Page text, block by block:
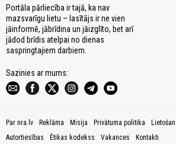
Portāla pārliecība ir tajā, ka nav
mazsvarīgu lietu – lasītājs ir ne vien
jāinformē, jābrīdina un jāizglīto, bet arī
jādod brīdis atelpai no dienas
saspringtajiem darbiem.
Sazinies ar mums:
Par nra.lv Reklāma Misija Privātuma politika
Autortiesības
Ētikas kodekss Vakances Kontakti